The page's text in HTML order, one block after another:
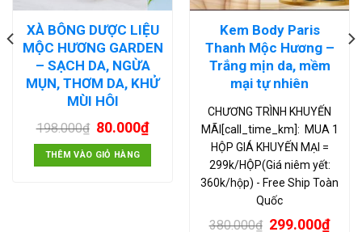
XÀ BÔNG DƯỢC LIỆU
MỘC HƯƠNG GARDEN
– SẠCH DA, NGỪA
MỤN, THƠM DA, KHỬ
MÙI HÔI
198.000₫ 80.000₫
THÊM VÀO GIỎ HÀNG
Kem Body Paris
Thanh Mộc Hương –
Trắng mịn da, mềm
mại tự nhiên
CHƯƠNG TRÌNH KHUYẾN
MÃI[call_time_km]: MUA 1
HỘP GIÁ KHUYẾN MẠI =
299k/HỘP(Giá niêm yết:
360k/hộp) - Free Ship Toàn
Quốc
380.000₫ 299.000₫